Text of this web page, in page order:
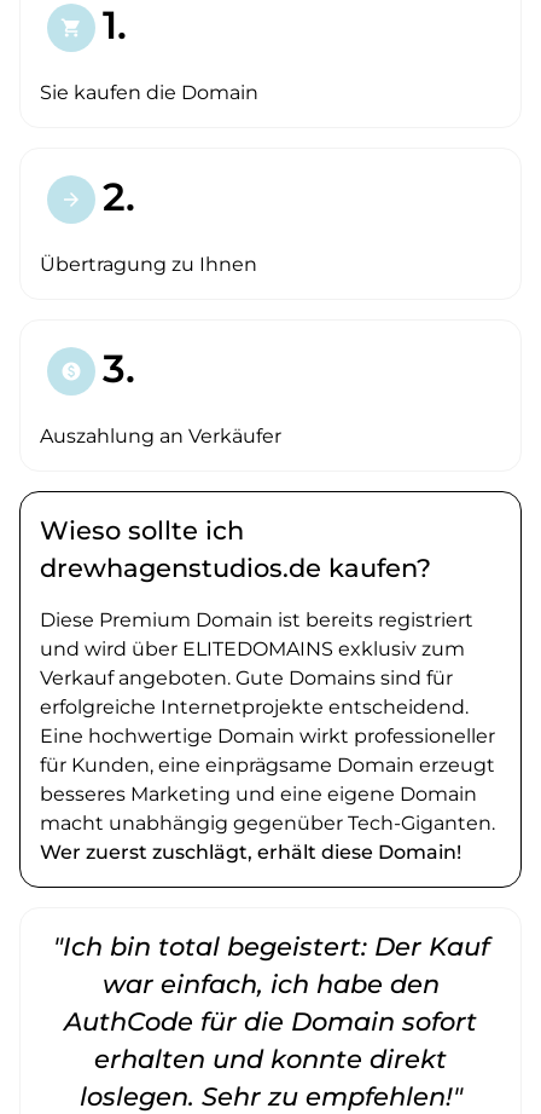
shopping_cart 1.
Sie kaufen die Domain
arrow_forward 2.
Übertragung zu Ihnen
paid 3.
Auszahlung an Verkäufer
Wieso sollte ich
drewhagenstudios.de kaufen?
Diese Premium Domain ist bereits registriert
und wird über ELITEDOMAINS exklusiv zum
Verkauf angeboten. Gute Domains sind für
erfolgreiche Internetprojekte entscheidend.
Eine hochwertige Domain wirkt professioneller
für Kunden, eine einprägsame Domain erzeugt
besseres Marketing und eine eigene Domain
macht unabhängig gegenüber Tech-Giganten.
Wer zuerst zuschlägt, erhält diese Domain!
"Ich bin total begeistert: Der Kauf
war einfach, ich habe den
AuthCode für die Domain sofort
erhalten und konnte direkt
loslegen. Sehr zu empfehlen!"